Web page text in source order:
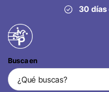
30 días
Busca en
Marca del dólar
Vendedor Boland